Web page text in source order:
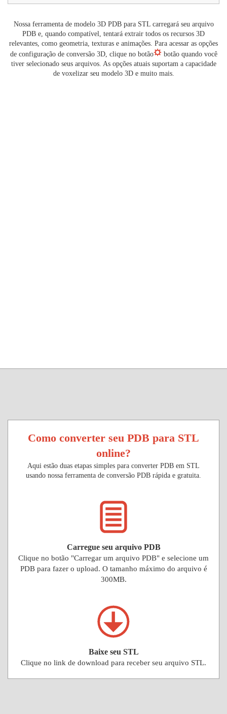
Nossa ferramenta de modelo 3D PDB para STL carregará seu arquivo
PDB e, quando compatível, tentará extrair todos os recursos 3D
relevantes, como geometria, texturas e animações. Para acessar as opções
de configuração de conversão 3D, clique no botão
botão quando você
tiver selecionado seus arquivos. As opções atuais suportam a capacidade
de voxelizar seu modelo 3D e muito mais.
Como converter seu PDB para STL
online?
Aqui estão duas etapas simples para converter PDB em STL
usando nossa ferramenta de conversão PDB rápida e gratuita.
Carregue seu arquivo PDB
Clique no botão "Carregar um arquivo PDB" e selecione um
PDB para fazer o upload. O tamanho máximo do arquivo é
300MB.
Baixe seu STL
Clique no link de download para receber seu arquivo STL.